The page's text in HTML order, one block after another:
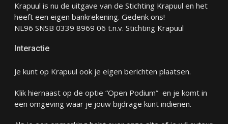
Krapuul is nu de uitgave van de Stichting Krapuul en het
heeft een eigen bankrekening. Gedenk ons!
NL96 SNSB 0339 8969 06 t.n.v. Stichting Krapuul
Interactie
Je kunt op Krapuul ook je eigen berichten plaatsen.
Klik hiernaast op de optie “Open Podium” en je komt in
een omgeving waar je jouw bijdrage kunt indienen.